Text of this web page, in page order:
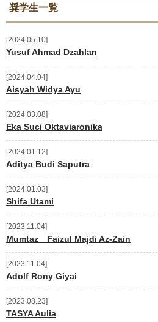
ジャカルタの活動
ご支援のお願い
活動予定
ニュースレター
ブログ
奨学生一覧
2024.05.10
Yusuf Ahmad Dzahlan
2024.04.04
Aisyah Widya Ayu
2024.03.08
Eka Suci Oktaviaronika
2024.01.12
Aditya Budi Saputra
2024.01.03
Shifa Utami
2023.11.04
Mumtaz Faizul Majdi Az-Zain
2023.11.04
Adolf Rony Giyai
2023.08.23
TASYA Aulia